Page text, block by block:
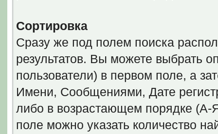
Сортировка
Сразу же под полем поиска
результатов. Вы можете выбрать
пользователи) в первом поле, а
Имени, Сообщениями, Дате
либо в возрастающем порядке
поле можно указать количество